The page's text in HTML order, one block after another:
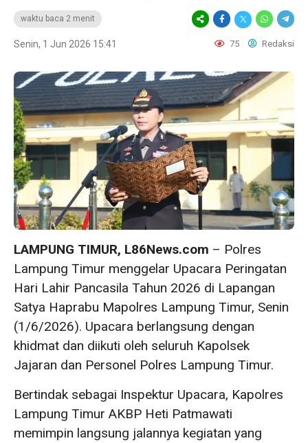
waktu baca 2 menit
Senin, 1 Jun 2026 15:41 75 Redaksi
LAMPUNG TIMUR, L86News.com – Polres
Lampung Timur menggelar Upacara Peringatan
Hari Lahir Pancasila Tahun 2026 di Lapangan
Satya Haprabu Mapolres Lampung Timur, Senin
(1/6/2026). Upacara berlangsung dengan
khidmat dan diikuti oleh seluruh Kapolsek
Jajaran dan Personel Polres Lampung Timur.
Bertindak sebagai Inspektur Upacara, Kapolres
Lampung Timur AKBP Heti Patmawati
memimpin langsung jalannya kegiatan yang